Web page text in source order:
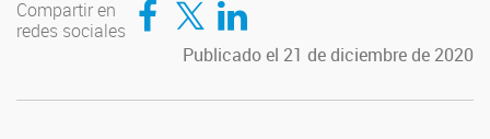
Compartir en
redes sociales
Publicado el 21 de diciembre de 2020